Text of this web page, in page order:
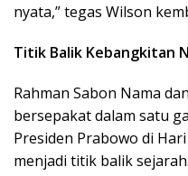
nyata,” tegas Wilson
Titik Balik Kebangkitan
Rahman Sabon Nama
bersepakat dalam satu
Presiden Prabowo di
menjadi titik balik